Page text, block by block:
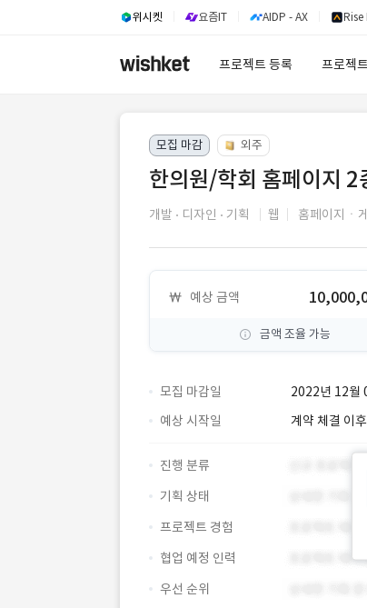
위시켓 요즘IT AIDP - AX Rise
프로젝트 등록 프로젝
모집 마감 외주
한의원/학회 홈페이지 2
개발 디자인 기획 웹 홈페이지ㆍ
예상 금액
금액 조율 가능
모집 마감일 2022년 12월
예상 시작일 계약 체결 이
진행 분류
기획 상태
프로젝트 경험
협업 예정 인력
우선 순위